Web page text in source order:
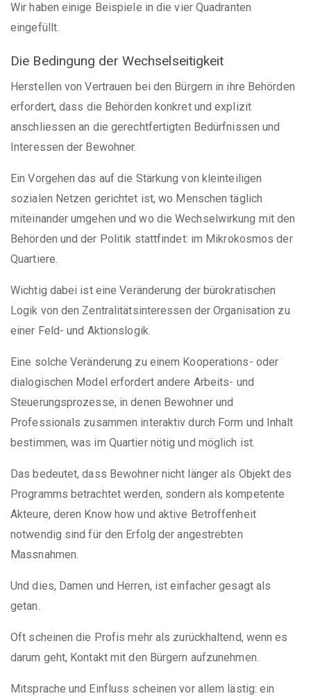
Wir haben einige Beispiele in die vier Quadranten
eingefüllt.
Die Bedingung der Wechselseitigkeit
Herstellen von Vertrauen bei den Bürgern in ihre Behörden
erfordert, dass die Behörden konkret und explizit
anschliessen an die gerechtfertigten Bedürfnissen und
Interessen der Bewohner.
Ein Vorgehen das auf die Stärkung von kleinteiligen
sozialen Netzen gerichtet ist, wo Menschen täglich
miteinander umgehen und wo die Wechselwirkung mit den
Behörden und der Politik stattfindet: im Mikrokosmos der
Quartiere.
Wichtig dabei ist eine Veränderung der bürokratischen
Logik von den Zentralitätsinteressen der Organisation zu
einer Feld- und Aktionslogik.
Eine solche Veränderung zu einem Kooperations- oder
dialogischen Model erfordert andere Arbeits- und
Steuerungsprozesse, in denen Bewohner und
Professionals zusammen interaktiv durch Form und Inhalt
bestimmen, was im Quartier nötig und möglich ist.
Das bedeutet, dass Bewohner nicht länger als Objekt des
Programms betrachtet werden, sondern als kompetente
Akteure, deren Know how und aktive Betroffenheit
notwendig sind für den Erfolg der angestrebten
Massnahmen.
Und dies, Damen und Herren, ist einfacher gesagt als
getan.
Oft scheinen die Profis mehr als zurückhaltend, wenn es
darum geht, Kontakt mit den Bürgern aufzunehmen.
Mitsprache und Einfluss scheinen vor allem lästig: ein